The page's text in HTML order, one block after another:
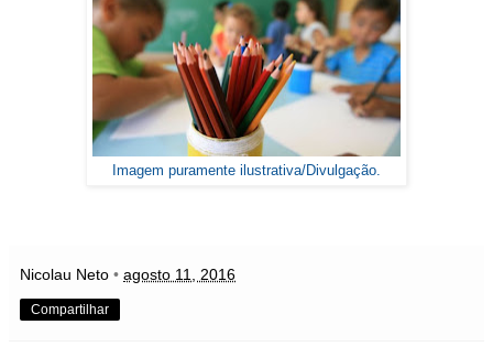
Imagem puramente ilustrativa/Divulgação.
Nicolau Neto • agosto 11, 2016
Compartilhar